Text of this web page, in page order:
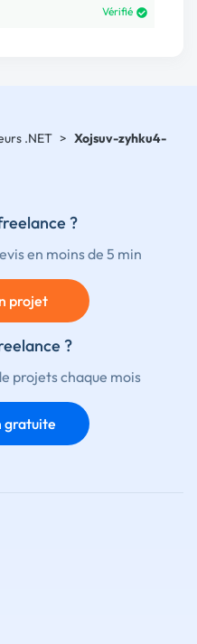
Vérifié
.NET > Xojsuv-zyhku4-
?
en moins de 5 min
projet
?
projets chaque mois
gratuite